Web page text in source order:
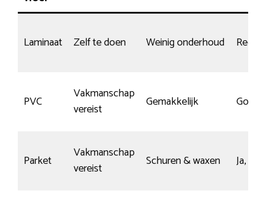
Laminaat Zelf te doen Weinig onderhoud
PVC
Vakmanschap
vereist
Gemakkelijk Goed
Parket
Vakmanschap
vereist
Schuren & waxen Ja,